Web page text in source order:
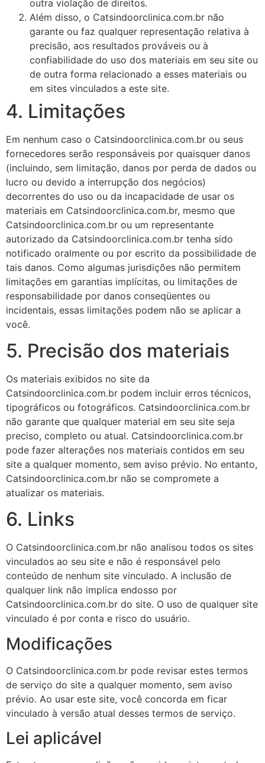
outra violação de direitos.
Além disso, o Catsindoorclinica.com.br não
garante ou faz qualquer representação relativa à
precisão, aos resultados prováveis ​​ou à
confiabilidade do uso dos materiais em seu site ou
de outra forma relacionado a esses materiais ou
em sites vinculados a este site.
4. Limitações
Em nenhum caso o Catsindoorclinica.com.br ou seus
fornecedores serão responsáveis ​​por quaisquer danos
(incluindo, sem limitação, danos por perda de dados ou
lucro ou devido a interrupção dos negócios)
decorrentes do uso ou da incapacidade de usar os
materiais em Catsindoorclinica.com.br, mesmo que
Catsindoorclinica.com.br ou um representante
autorizado da Catsindoorclinica.com.br tenha sido
notificado oralmente ou por escrito da possibilidade de
tais danos. Como algumas jurisdições não permitem
limitações em garantias implícitas, ou limitações de
responsabilidade por danos conseqüentes ou
incidentais, essas limitações podem não se aplicar a
você.
5. Precisão dos materiais
Os materiais exibidos no site da
Catsindoorclinica.com.br podem incluir erros técnicos,
tipográficos ou fotográficos. Catsindoorclinica.com.br
não garante que qualquer material em seu site seja
preciso, completo ou atual. Catsindoorclinica.com.br
pode fazer alterações nos materiais contidos em seu
site a qualquer momento, sem aviso prévio. No entanto,
Catsindoorclinica.com.br não se compromete a
atualizar os materiais.
6. Links
O Catsindoorclinica.com.br não analisou todos os sites
vinculados ao seu site e não é responsável pelo
conteúdo de nenhum site vinculado. A inclusão de
qualquer link não implica endosso por
Catsindoorclinica.com.br do site. O uso de qualquer site
vinculado é por conta e risco do usuário.
Modificações
O Catsindoorclinica.com.br pode revisar estes termos
de serviço do site a qualquer momento, sem aviso
prévio. Ao usar este site, você concorda em ficar
vinculado à versão atual desses termos de serviço.
Lei aplicável